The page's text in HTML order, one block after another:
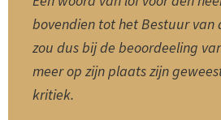
bovendien tot het Bestuur van
zou dus bij de beoordeeling
meer op zijn plaats zijn
kritiek.